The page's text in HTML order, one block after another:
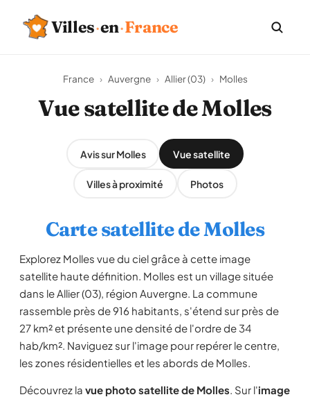
Villes·en·France
France › Auvergne › Allier (03) › Molles
Vue satellite de Molles
Avis sur Molles Vue satellite
Villes à proximité Photos
Carte satellite de Molles
Explorez Molles vue du ciel grâce à cette image
satellite haute définition. Molles est un village située
dans le Allier (03), région Auvergne. La commune
rassemble près de 916 habitants, s'étend sur près de
27 km² et présente une densité de l'ordre de 34
hab/km². Naviguez sur l'image pour repérer le centre,
les zones résidentielles et les abords de Molles.
Découvrez la vue photo satellite de Molles. Sur l'image